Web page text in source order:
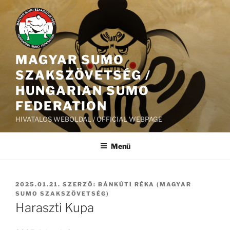
Tartalomhoz
MAGYAR SUMO
SZAKSZÖVETSÉG /
HUNGARIAN SUMO
FEDERATION
HIVATALOS WEBOLDAL / OFFICIAL WEBPAGE
Menü
BEKÜLDVE:
2025.01.21. SZERZŐ: BÁNKÚTI RÉKA (MAGYAR
SUMO SZAKSZÖVETSÉG)
Haraszti Kupa